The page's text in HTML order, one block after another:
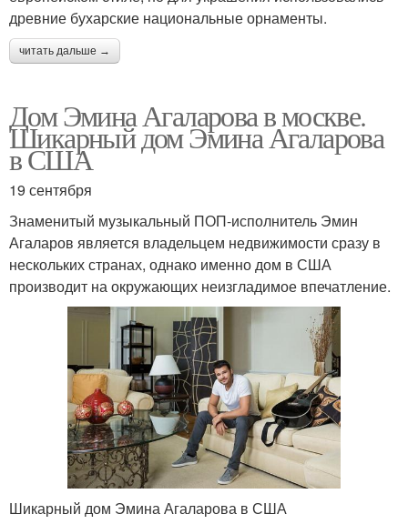
древние бухарские национальные орнаменты.
читать дальше →
Дом Эмина Агаларова в москве.
Шикарный дом Эмина Агаларова
в США
19 сентября
Знаменитый музыкальный ПОП-исполнитель Эмин
Агаларов является владельцем недвижимости сразу в
нескольких странах, однако именно дом в США
производит на окружающих неизгладимое впечатление.
Шикарный дом Эмина Агаларова в США